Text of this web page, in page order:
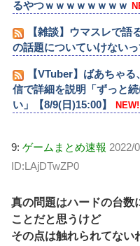
るやつｗｗｗｗｗｗｗｗ
【雑談】ウマスレで語
の話題についていけない
【VTuber】ばあちゃ
信で詳細を説明「ずっと
い」【8/9(日)15:00】
NEW!
9: ゲームまとめ速報 2022/
ID:LAjDTwZP0
真の問題はハードの台数
ことだと思うけど
その点は触れられてない